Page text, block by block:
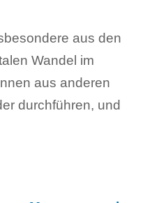
aus den
Wandel im
aus anderen
durchführen, und